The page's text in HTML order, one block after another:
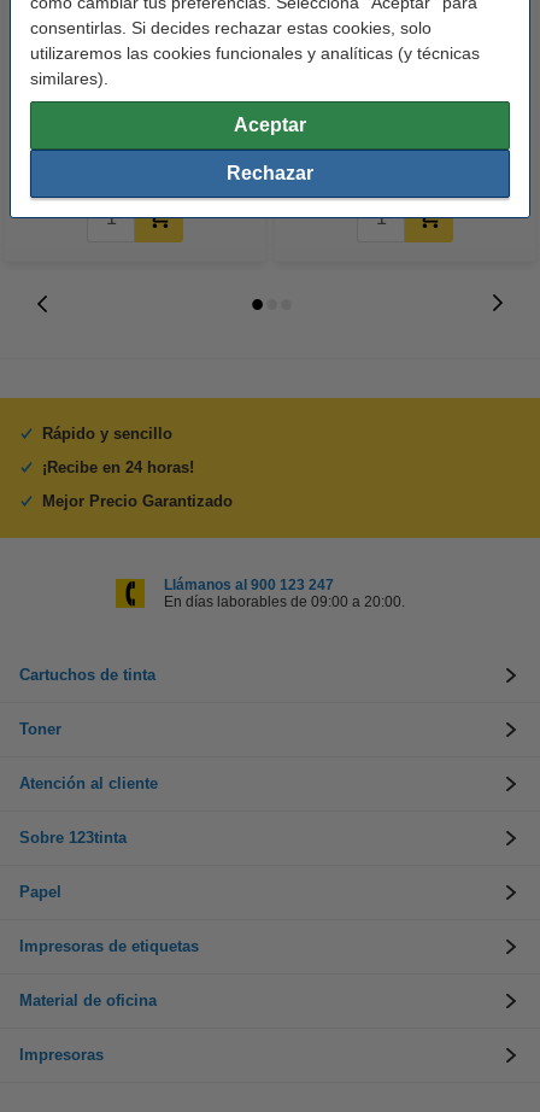
consentirlas. Si decides rechazar estas cookies, solo
utilizaremos las cookies funcionales y analíticas (y técnicas
similares).
Aceptar
Rechazar
123tinta Papel fotográfico
Premium Glossy brillo alto | 10 x
10,50 € Incl. 21% IVA
123tinta Pilas Alcalinas Xtreme
14,50 € Incl. 21% IVA
Rápido y sencillo
¡Recibe en 24 horas!
Mejor Precio Garantizado
Llámanos al 900 123 247
En días laborables de 09:00 a 20:00.
Cartuchos de tinta
Toner
Atención al cliente
Sobre 123tinta
Papel
Impresoras de etiquetas
Material de oficina
Impresoras